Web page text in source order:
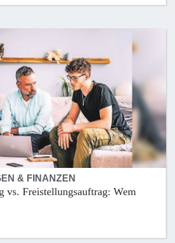
& FINANZEN
vs. Freistellungsauftrag: Wem